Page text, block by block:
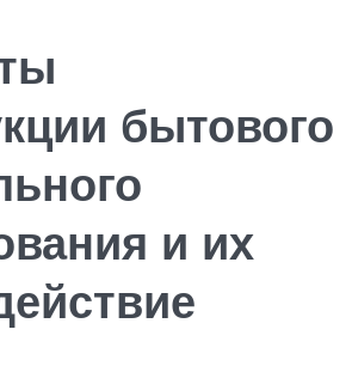
бытового
и их